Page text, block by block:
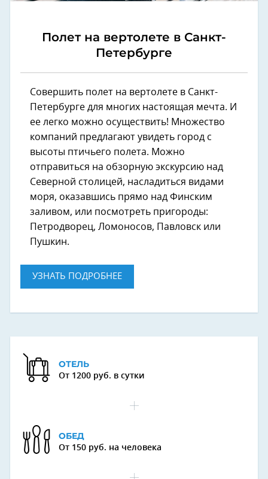
Полет на вертолете в Санкт-
Петербурге
Совершить полет на вертолете в Санкт-
Петербурге для многих настоящая мечта. И
ее легко можно осуществить! Множество
компаний предлагают увидеть город с
высоты птичьего полета. Можно
отправиться на обзорную экскурсию над
Северной столицей, насладиться видами
моря, оказавшись прямо над Финским
заливом, или посмотреть пригороды:
Петродворец, Ломоносов, Павловск или
Пушкин.
УЗНАТЬ ПОДРОБНЕЕ
ОТЕЛЬ
От 1200 руб. в сутки
ОБЕД
От 150 руб. на человека